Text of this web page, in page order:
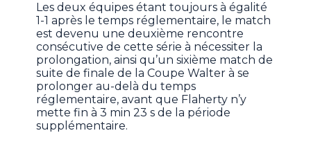
Les deux équipes étant toujours à égalité
1-1 après le temps réglementaire, le match
est devenu une deuxième rencontre
consécutive de cette série à nécessiter la
prolongation, ainsi qu’un sixième match de
suite de finale de la Coupe Walter à se
prolonger au-delà du temps
réglementaire, avant que Flaherty n’y
mette fin à 3 min 23 s de la période
supplémentaire.